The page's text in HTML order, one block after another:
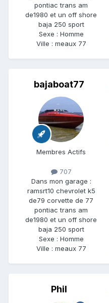
pontiac trans am
de1980 et un off shore
baja 250 sport
Sexe : Homme
Ville : meaux 77
bajaboat77
Membres Actifs
707
Dans mon garage :
ramsrt10 chevrolet k5
de79 corvette de 77
pontiac trans am
de1980 et un off shore
baja 250 sport
Sexe : Homme
Ville : meaux 77
Phil